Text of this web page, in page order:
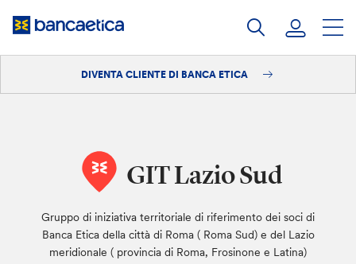
DIVENTA CLIENTE DI BANCA ETICA
GIT Lazio Sud
Gruppo di iniziativa territoriale di riferimento dei soci di
Banca Etica della città di Roma ( Roma Sud) e del Lazio
meridionale ( provincia di Roma, Frosinone e Latina)